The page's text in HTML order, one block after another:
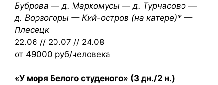
Буброва — д. Маркомусы — д. Турчасово —
д. Ворзогоры — Кий-остров (на катере)* —
Плесецк
22.06 // 20.07 // 24.08
от 49000 руб/человека
«У моря Белого студеного» (3 дн./2 н.)